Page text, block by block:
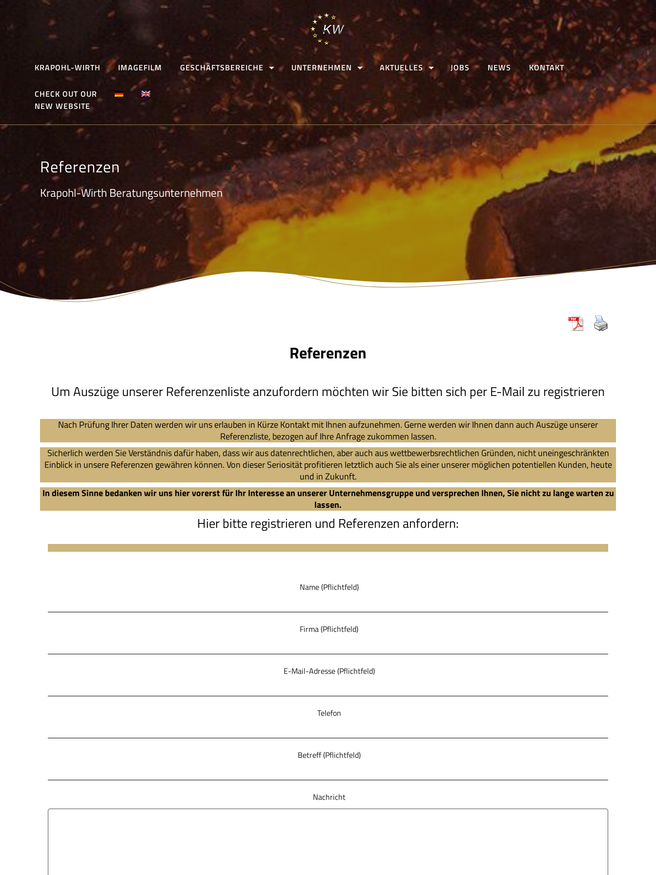
content
KRAPOHL-WIRTH IMAGEFILM GESCHÄFTSBEREICHE UNTERNEHMEN AKTUELLES JOBS NEWS KONTAKT
CHECK OUT OUR
NEW WEBSITE
Referenzen
Krapohl-Wirth Beratungsunternehmen
Referenzen
Um Auszüge unserer Referenzenliste anzufordern möchten wir Sie bitten sich per E-Mail zu registrieren
Nach Prüfung Ihrer Daten werden wir uns erlauben in Kürze Kontakt mit Ihnen aufzunehmen. Gerne werden wir Ihnen dann auch Auszüge unserer
Referenzliste, bezogen auf Ihre Anfrage zukommen lassen.
Sicherlich werden Sie Verständnis dafür haben, dass wir aus datenrechtlichen, aber auch aus wettbewerbsrechtlichen Gründen, nicht uneingeschränkten
Einblick in unsere Referenzen gewähren können. Von dieser Seriosität profitieren letztlich auch Sie als einer unserer möglichen potentiellen Kunden, heute
und in Zukunft.
In diesem Sinne bedanken wir uns hier vorerst für Ihr Interesse an unserer Unternehmensgruppe und versprechen Ihnen, Sie nicht zu lange warten zu
lassen.
Hier bitte registrieren und Referenzen anfordern:
Name (Pflichtfeld)
Firma (Pflichtfeld)
E-Mail-Adresse (Pflichtfeld)
Telefon
Betreff (Pflichtfeld)
Nachricht